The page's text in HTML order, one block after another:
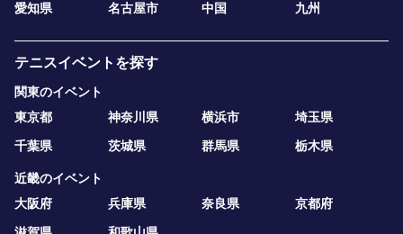
愛知県
名古屋市 中国 九州
テニスイベントを探す
関東のイベント
東京都
神奈川県 横浜市
埼玉県
千葉県
茨城県 群馬県 栃木県
近畿のイベント
大阪府
兵庫県 奈良県
京都府